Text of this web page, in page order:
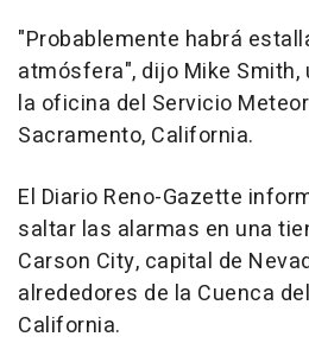
"Probablemente habrá
atmósfera", dijo Mike Smith,
la oficina del Servicio
Sacramento, California.
El Diario Reno-Gazette
saltar las alarmas en una
Carson City, capital de
alrededores de la Cuenca
California.